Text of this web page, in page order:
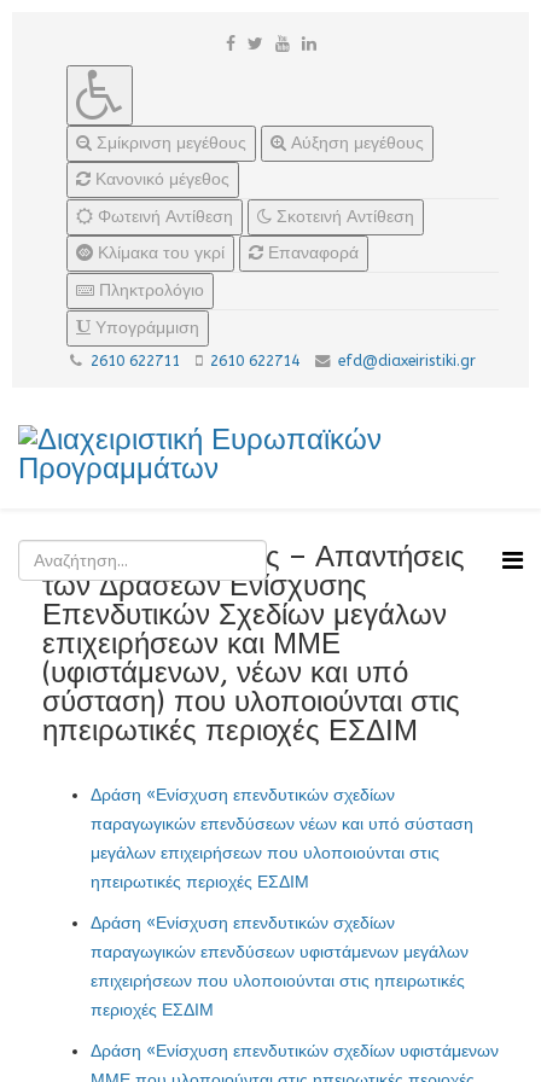
Σμίκρινση μεγέθους
Αύξηση μεγέθους
Κανονικό μέγεθος
Φωτεινή Αντίθεση
Σκοτεινή Αντίθεση
Κλίμακα του γκρί
Επαναφορά
Πληκτρολόγιο
Υπογράμμιση
2610 622711 2610 622714 efd@diaxeiristiki.gr
Συχνές Ερωτήσεις – Απαντήσεις
των Δράσεων Ενίσχυσης
Επενδυτικών Σχεδίων μεγάλων
επιχειρήσεων και ΜΜΕ
(υφιστάμενων, νέων και υπό
σύσταση) που υλοποιούνται στις
ηπειρωτικές περιοχές ΕΣΔΙΜ
Δράση «Ενίσχυση επενδυτικών σχεδίων
παραγωγικών επενδύσεων νέων και υπό σύσταση
μεγάλων επιχειρήσεων που υλοποιούνται στις
ηπειρωτικές περιοχές ΕΣΔΙΜ
Δράση «Ενίσχυση επενδυτικών σχεδίων
παραγωγικών επενδύσεων υφιστάμενων μεγάλων
επιχειρήσεων που υλοποιούνται στις ηπειρωτικές
περιοχές ΕΣΔΙΜ
Δράση «Ενίσχυση επενδυτικών σχεδίων υφιστάμενων